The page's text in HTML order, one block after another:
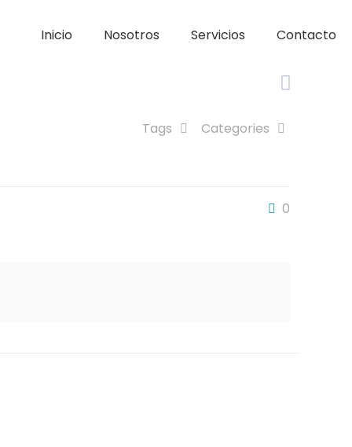
Inicio Nosotros Servicios Contacto
Categories
Tags
0